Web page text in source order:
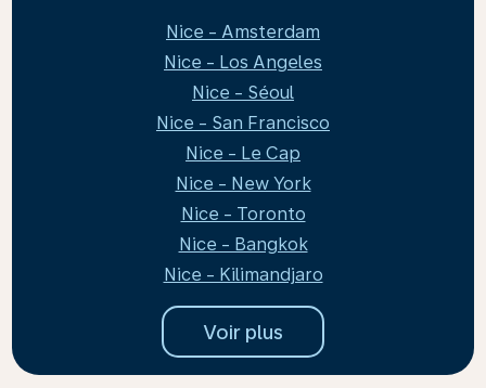
Nice - Amsterdam
Nice - Los Angeles
Nice - Séoul
Nice - San Francisco
Nice - Le Cap
Nice - New York
Nice - Toronto
Nice - Bangkok
Nice - Kilimandjaro
Voir plus